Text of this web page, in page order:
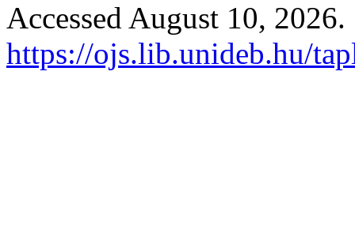
Accessed August 10, 2026.
https://ojs.lib.unideb.hu/